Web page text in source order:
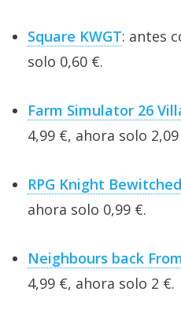
Square KWGT: antes
solo 0,60 €.
Farm Simulator 26
4,99 €, ahora solo 2,09
RPG Knight Bewitched
ahora solo 0,99 €.
Neighbours back
4,99 €, ahora solo 2 €.